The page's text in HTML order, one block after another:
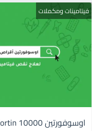
فيتامينات ومكملات
اوسوفورتين 10000 Ossofortin | فيتامين د أقراص